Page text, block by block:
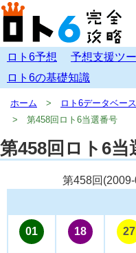
ロト6予想 予想支援ツ
ロト6の基礎知識
ホーム ロト6データベース
第458回ロト6当選番号
第458回ロト6当
第458回(
01 18 27